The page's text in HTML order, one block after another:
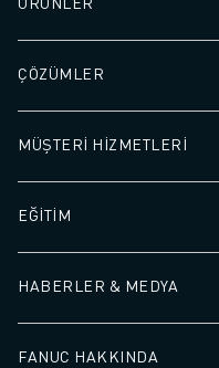
ÇÖZÜMLER
MÜŞTERİ HİZMETLERİ
EĞİTİM
HABERLER & MEDYA
FANUC HAKKINDA